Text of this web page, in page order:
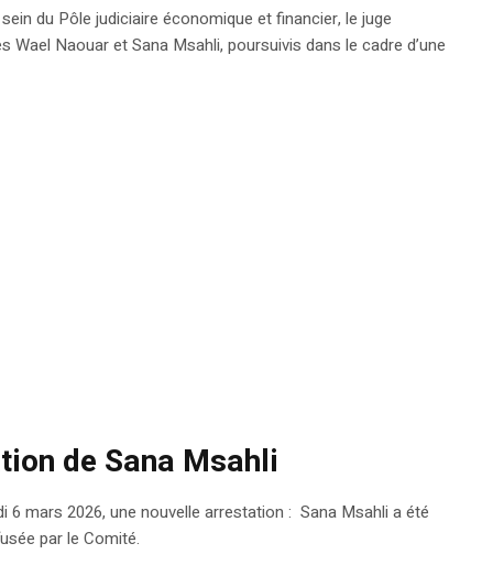
du Pôle judiciaire économique et financier, le juge
Naouar et Sana Msahli, poursuivis dans le cadre d’une
de Sana Msahli
mars 2026, une nouvelle arrestation : Sana Msahli a été
par le Comité.